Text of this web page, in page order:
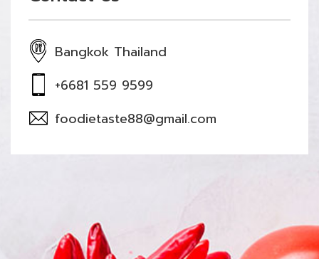
Bangkok Thailand
+6681 559 9599
foodietaste88@gmail.com